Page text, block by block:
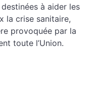
à aider les
la crise sanitaire,
provoquée par la
toute l’Union.